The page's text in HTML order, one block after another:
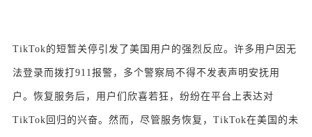
TikTok的短暂关停引发了美国用户的强烈反应。许多用户因无
法登录而拨打911报警，多个警察局不得不发表声明安抚用
户。恢复服务后，用户们欣喜若狂，纷纷在平台上表达对
TikTok回归的兴奋。然而，尽管服务恢复，TikTok在美国的未